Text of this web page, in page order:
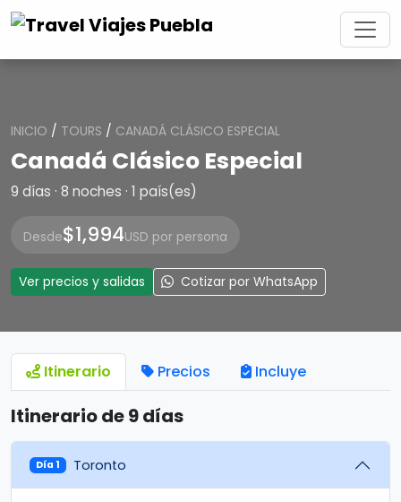
INICIO / TOURS / CANADÁ CLÁSICO ESPECIAL
Canadá Clásico Especial
9 días · 8 noches · 1 país(es)
Desde$1,994USD por persona
Ver precios y salidas Cotizar por WhatsApp
Itinerario Precios Incluye
Itinerario de 9 días
Día 1 Toronto